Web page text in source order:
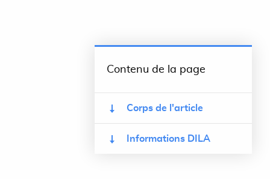
Contenu de la page
Corps de l'article
Informations DILA